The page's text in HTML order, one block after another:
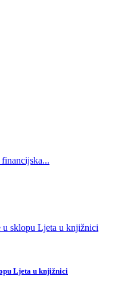
Ljeta u knjižnici